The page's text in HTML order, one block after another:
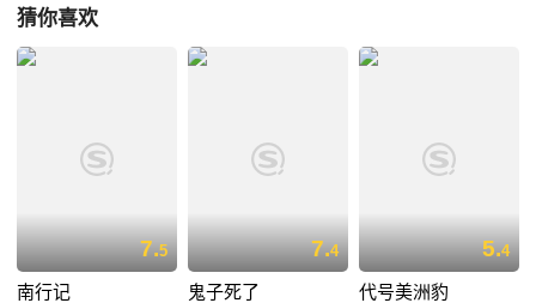
猜你喜欢
7.5
南行记
7.4
鬼子死了
5.4
代号美洲豹